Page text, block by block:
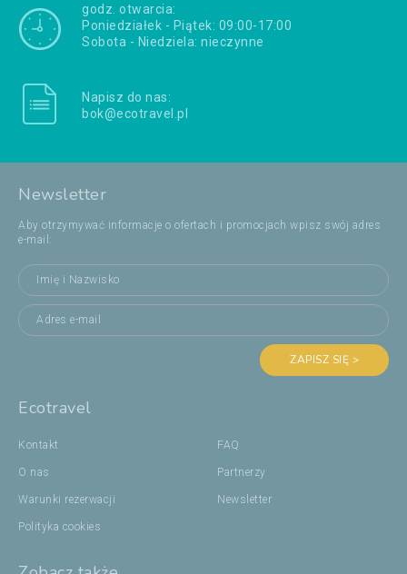
godz. otwarcia:
Poniedziałek - Piątek: 09:00-17:00
Sobota - Niedziela: nieczynne
Napisz do nas:
bok@ecotravel.pl
Newsletter
Aby otrzymywać informacje o ofertach i promocjach wpisz swój adres
e-mail:
ZAPISZ SIĘ >
Ecotravel
Kontakt
O nas
Warunki rezerwacji
Polityka cookies
FAQ
Partnerzy
Newsletter